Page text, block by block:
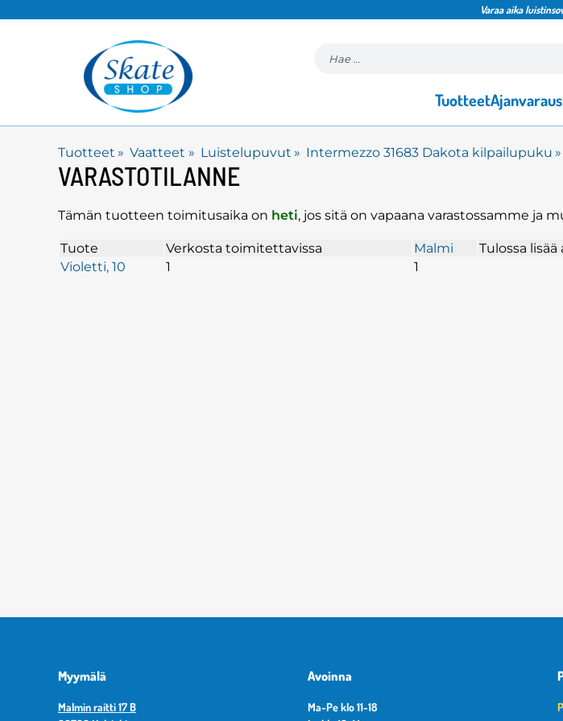
Varaa aika
TuotteetAjanvaraus
Tuotteet ‪» Vaatteet ‪» Luistelupuvut ‪» Intermezzo 31683 Dakota kilpailupuku ‪»
VARASTOTILANNE
Tämän tuotteen toimitusaika on heti, jos sitä on vapaana varastossamme ja
Tuote Verkosta toimitettavissa Malmi Tulossa lisää
Violetti, 10
1 1
Myymälä
Malmin raitti 17 B
Avoinna
Ma-Pe klo 11-18